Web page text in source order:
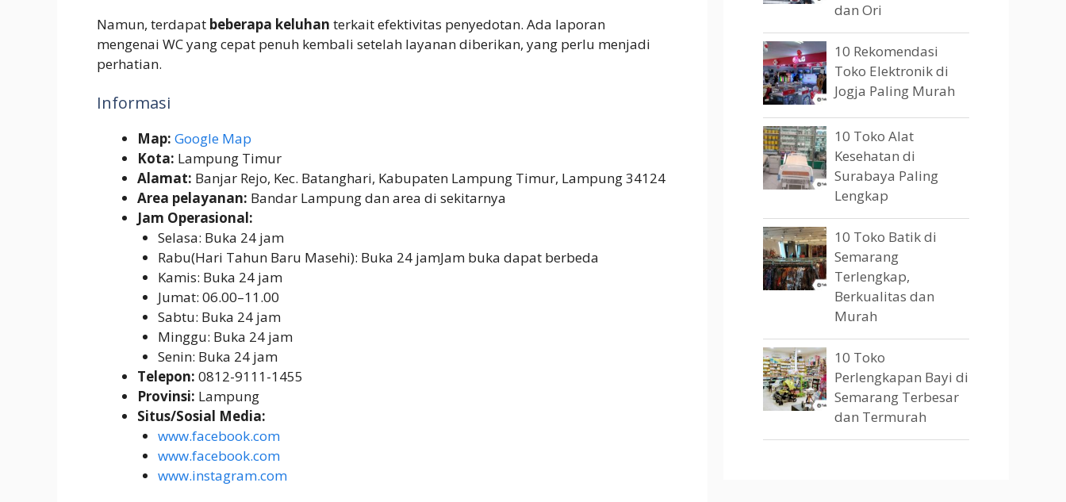
Namun, terdapat beberapa keluhan terkait efektivitas penyedotan. Ada laporan
mengenai WC yang cepat penuh kembali setelah layanan diberikan, yang perlu menjadi
perhatian.
Informasi
Map: Google Map
Kota: Lampung Timur
Alamat: Banjar Rejo, Kec. Batanghari, Kabupaten Lampung Timur, Lampung 34124
Area pelayanan: Bandar Lampung dan area di sekitarnya
Jam Operasional:
Selasa: Buka 24 jam
Rabu(Hari Tahun Baru Masehi): Buka 24 jamJam buka dapat berbeda
Kamis: Buka 24 jam
Jumat: 06.00–11.00
Sabtu: Buka 24 jam
Minggu: Buka 24 jam
Senin: Buka 24 jam
Telepon: 0812-9111-1455
Provinsi: Lampung
Situs/Sosial Media:
www.facebook.com
www.facebook.com
www.instagram.com
dan Ori
10 Rekomendasi
Toko Elektronik di
Jogja Paling Murah
10 Toko Alat
Kesehatan di
Surabaya Paling
Lengkap
10 Toko Batik di
Semarang
Terlengkap,
Berkualitas dan
Murah
10 Toko
Perlengkapan Bayi di
Semarang Terbesar
dan Termurah